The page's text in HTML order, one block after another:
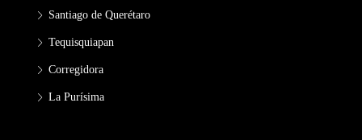
Santiago de Querétaro
Tequisquiapan
Corregidora
La Purísima